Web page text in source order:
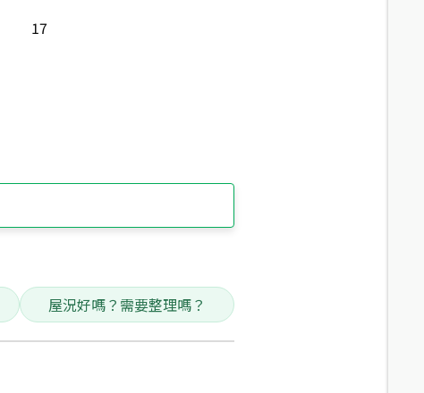
17
屋況好嗎？需要整理嗎？